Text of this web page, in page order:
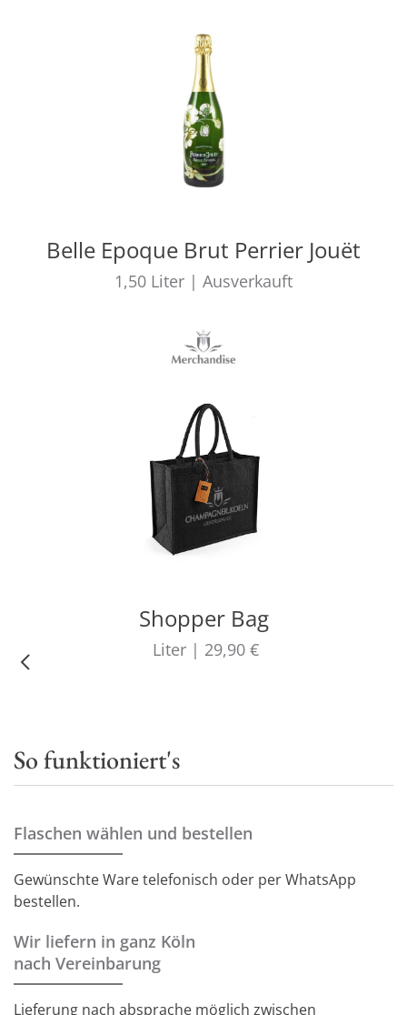
Belle Epoque Brut Perrier Jouët
1,50 Liter | Ausverkauft
Shopper Bag
Liter | 29,90 €
So funktioniert's
Flaschen wählen und bestellen
Gewünschte Ware telefonisch oder per WhatsApp
bestellen.
Wir liefern in ganz Köln
nach Vereinbarung
Lieferung nach absprache möglich zwischen